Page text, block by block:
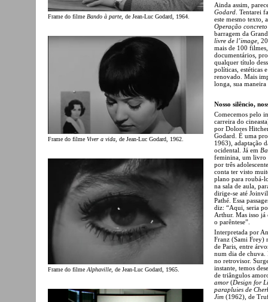
Frame do filme Bando à parte, de Jean-Luc Godard, 1964.
Frame do filme Viver a vida , de Jean-Luc Godard, 1962.
Frame do filmeAlphaville, de Jean-Luc Godard, 1965.
Ainda assim,
Godard . Tentarei
este mesmo texto,
Operação concreto
barragem da
livre de l’image ,
mais de 100
documentários,
qualquer título
políticas, estéticas
renovado. Mais
longa, sua
Nosso silêncio,
Comecemos pelo
carreira do
por Dolores
Godard. É uma
1963), adaptação
ocidental. Já em
feminina, um livro
por três
conta ter visto
plano para roubá-
na sala de aula,
dirige-se até
Pathé. Essa
diz: “Aqui, seria
Arthur. Mas isso já
o parêntese”.
Interpretada por
Franz (Sami Frey)
de Paris, entre
num dia de chuva.
no retrovisor.
instante, temos
de triângulos
amor(Design for
parapluies de
Jim (1962), de